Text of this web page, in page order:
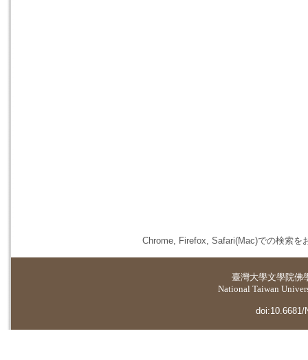
Chrome, Firefox, Safari(Mac)での検索を
臺灣大學文學院佛
National Taiwan
doi:10.6681/